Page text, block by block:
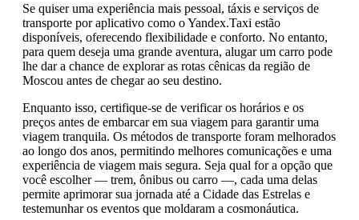
Se quiser uma experiência mais pessoal, táxis e serviços de
transporte por aplicativo como o Yandex.Taxi estão
disponíveis, oferecendo flexibilidade e conforto. No entanto,
para quem deseja uma grande aventura, alugar um carro pode
lhe dar a chance de explorar as rotas cênicas da região de
Moscou antes de chegar ao seu destino.
Enquanto isso, certifique-se de verificar os horários e os
preços antes de embarcar em sua viagem para garantir uma
viagem tranquila. Os métodos de transporte foram melhorados
ao longo dos anos, permitindo melhores comunicações e uma
experiência de viagem mais segura. Seja qual for a opção que
você escolher — trem, ônibus ou carro —, cada uma delas
permite aprimorar sua jornada até a Cidade das Estrelas e
testemunhar os eventos que moldaram a cosmonáutica.